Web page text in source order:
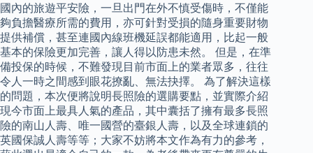
國內的旅遊平安險，一旦出門在外不慎受傷時，不僅能
夠負擔醫療所需的費用，亦可針對受損的隨身重要財物
提供補償，甚至連國內線班機延誤都能適用，比起一般
基本的保險更加完善，讓人得以防患未然。 但是，在準
備投保的時候，不難發現目前市面上的業者眾多，往往
令人一時之間感到眼花撩亂、無法抉擇。 為了解決這樣
的問題，本次便將說明長照險的選購要點，並實際介紹
現今市面上最具人氣的產品，其中囊括了擁有最多長照
險的南山人壽、唯一國營的臺銀人壽，以及全球連鎖的
英國保誠人壽等等；大家不妨將本文作為有力的參考，